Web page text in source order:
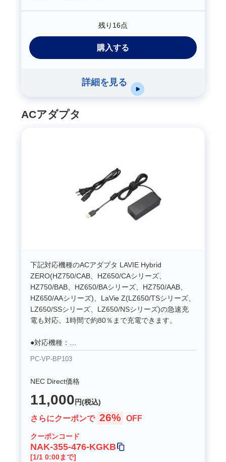
残り16点
購入する
詳細を見る
ACアダプタ
下記対応機種のACアダプタ LAVIE Hybrid
ZERO(HZ750/CAB、HZ650/CAシリーズ、
HZ750/BAB、HZ650/BAシリーズ、HZ750/AAB、
HZ650/AAシリーズ)、LaVie Z(LZ650/TSシリーズ、
LZ650/SSシリーズ、LZ650/NSシリーズ)の急速充
電も対応。1時間で約80％まで充電できます。
●対応機種：
【LAVIE Hybrid Frista】
2015年9/5/1月発表製品
【LAVIE Note Standard】
【LAVIE Direct HA】
2015年5/1月発表製品
【LaVie Z】
2014年10/4月、2013年10月発表製品
PC-VP-BP103
NEC Direct価格
11,000 円(税込)
さらにクーポンで 26% OFF
クーポンコード
NAK-355-476-KGKB
[1/1 0:00まで]